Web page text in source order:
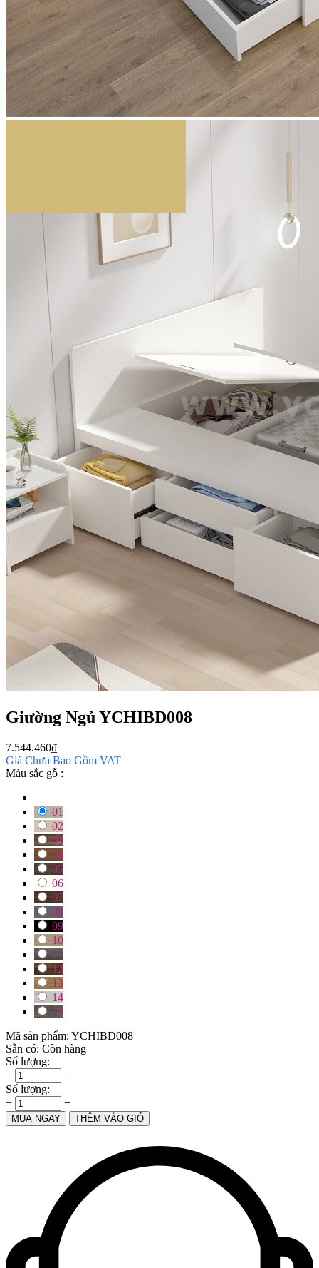
Giường Ngủ YCHIBD008
7.544.460₫
Giá Chưa Bao Gồm VAT
Màu sắc gỗ :
01
02
03
04
05
06
07
08
09
10
11
12
13
14
15
Mã sản phẩm: YCHIBD008
Sẵn có: Còn hàng
Số lượng:
+
−
Số lượng:
+
−
MUA NGAY THÊM VÀO GIỎ